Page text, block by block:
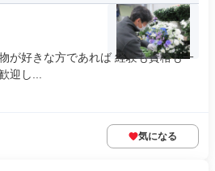
が好きな方であれば 経験も資格も一
迎し...
気になる